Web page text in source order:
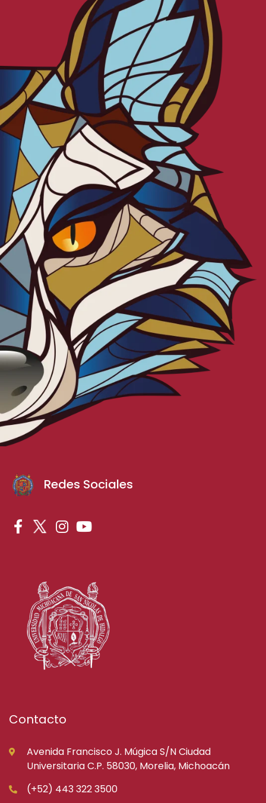
Redes Sociales
Contacto
Avenida Francisco J. Múgica S/N Ciudad
Universitaria C.P. 58030, Morelia, Michoacán
(+52) 443 322 3500